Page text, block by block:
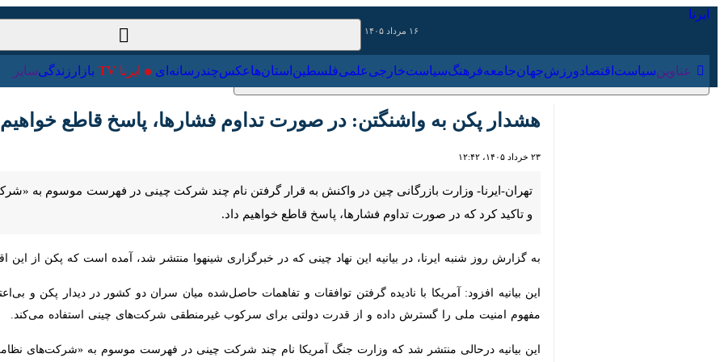
عناوین‌ سیاست اقتصاد ورزش جهان جامعه فرهنگ سیاست‌خارجی علمی فلسطین استان‌ها عکس چندرسانه‌ای ایرنا TV
هشدار پکن به واشنگتن: در صورت تداوم فشارها، پاسخ قاطع خواهیم